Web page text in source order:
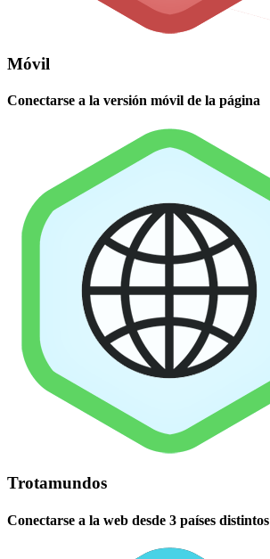
Móvil
Conectarse a la versión móvil de la página
Trotamundos
Conectarse a la web desde 3 países distintos